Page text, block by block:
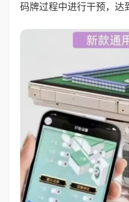
码牌过程中进行干预，达